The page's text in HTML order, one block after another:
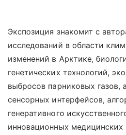
Экспозиция знакомит с
исследований в области
изменений в Арктике,
генетических технологий,
выбросов парниковых газов,
сенсорных интерфейсов,
генеративного
инновационных медицинских